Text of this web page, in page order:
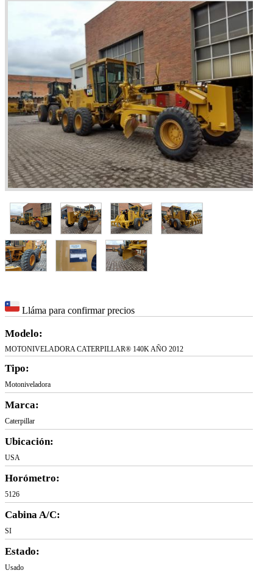
Lláma para confirmar precios
Modelo:
MOTONIVELADORA CATERPILLAR® 140K AÑO 2012
Tipo:
Motoniveladora
Marca:
Caterpillar
Ubicación:
USA
Horómetro:
5126
Cabina A/C:
SI
Estado:
Usado